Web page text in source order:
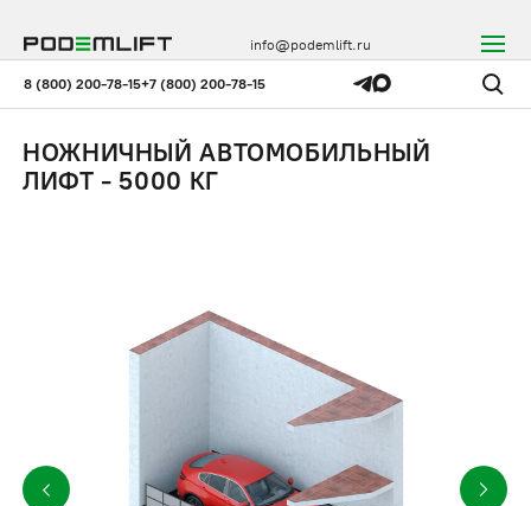
8 (800) 200-78-15+7 (800) 200-78-15
info@podemlift.ru
НОЖНИЧНЫЙ АВТОМОБИЛЬНЫЙ
ЛИФТ - 5000 КГ